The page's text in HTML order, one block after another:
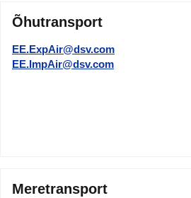
Õhutransport
EE.ExpAir@dsv.com
EE.ImpAir@dsv.com
Meretransport